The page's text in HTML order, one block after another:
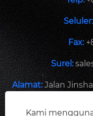
Force
Telp:
Kami